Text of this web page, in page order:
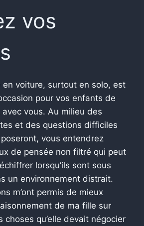
vos
en voiture, surtout en solo, est
pour vos enfants de
vous. Au milieu des
et des questions difficiles
vous entendrez
de pensée non filtré qui peut
lorsqu’ils sont sous
un environnement distrait.
m’ont permis de mieux
de ma fille sur
choses qu’elle devait négocier